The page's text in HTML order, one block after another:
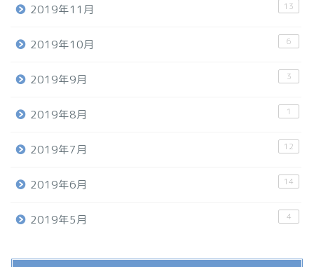
2019年11月 13
2019年10月 6
2019年9月 3
2019年8月 1
2019年7月 12
2019年6月 14
2019年5月 4